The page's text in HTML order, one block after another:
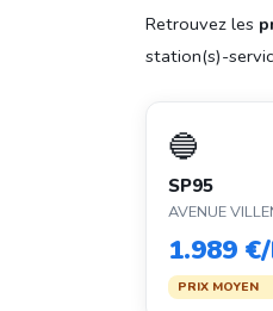
Retrouvez les
station(s)-
🔵
SP95
AVENUE
1.989
PRIX MOYEN